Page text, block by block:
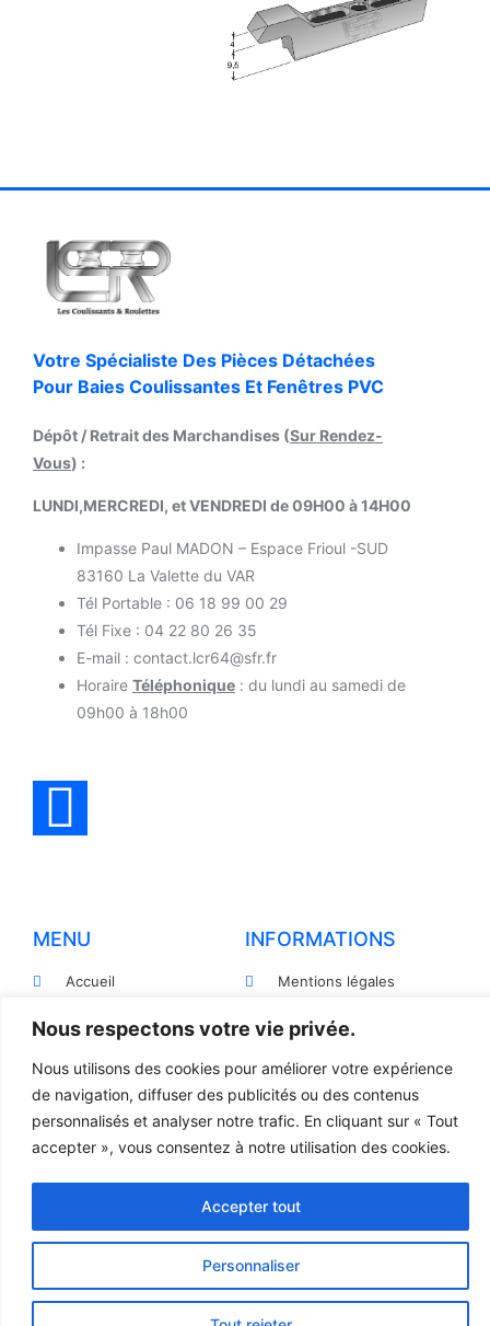
Nous respectons votre vie privée.
Nous utilisons des cookies pour améliorer votre expérience
de navigation, diffuser des publicités ou des contenus
personnalisés et analyser notre trafic. En cliquant sur « Tout
accepter », vous consentez à notre utilisation des cookies.
Personnaliser
Accepter tout
Votre Spécialiste Des Pièces Détachées
Pour Baies Coulissantes Et Fenêtres PVC
Dépôt / Retrait des Marchandises (Sur Rendez-
Vous) :
LUNDI,MERCREDI, et VENDREDI de 09H00 à 14H00
Impasse Paul MADON – Espace Frioul -SUD
83160 La Valette du VAR
Tél Portable : 06 18 99 00 29
Tél Fixe : 04 22 80 26 35
E-mail : contact.lcr64@sfr.fr
Horaire Téléphonique : du lundi au samedi de
09h00 à 18h00
MENU
Accueil
Devis
Contact
INFORMATIONS
Mentions légales
Politiques de
confidentialité
Conditions générales de
vente
Règlement et Expédition
© 2023 TOUS DROITS RÉSERVÉS - LCR
Création site internet par l’agence WebJsemproduction